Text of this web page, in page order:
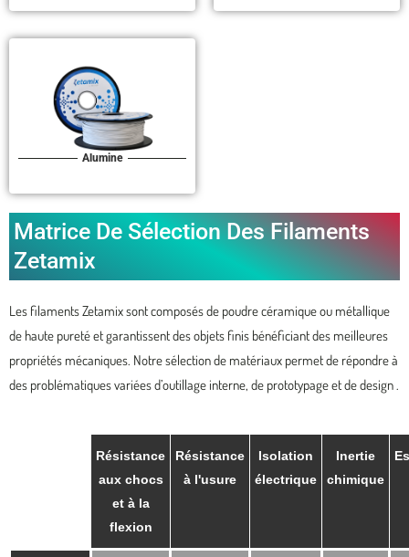
Alumine
Matrice De Sélection Des Filaments
Zetamix
Les filaments Zetamix sont composés de poudre céramique ou métallique
de haute pureté et garantissent des objets finis bénéficiant des meilleures
propriétés mécaniques. Notre sélection de matériaux permet de répondre à
des problématiques variées d’outillage interne, de prototypage et de design .
Résistance
aux chocs
et à la
flexion
Résistance
à l'usure
Isolation
électrique
Inertie
chimique